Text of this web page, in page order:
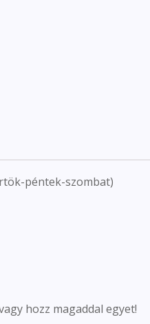
péntek-szombat)
hozz magaddal egyet!